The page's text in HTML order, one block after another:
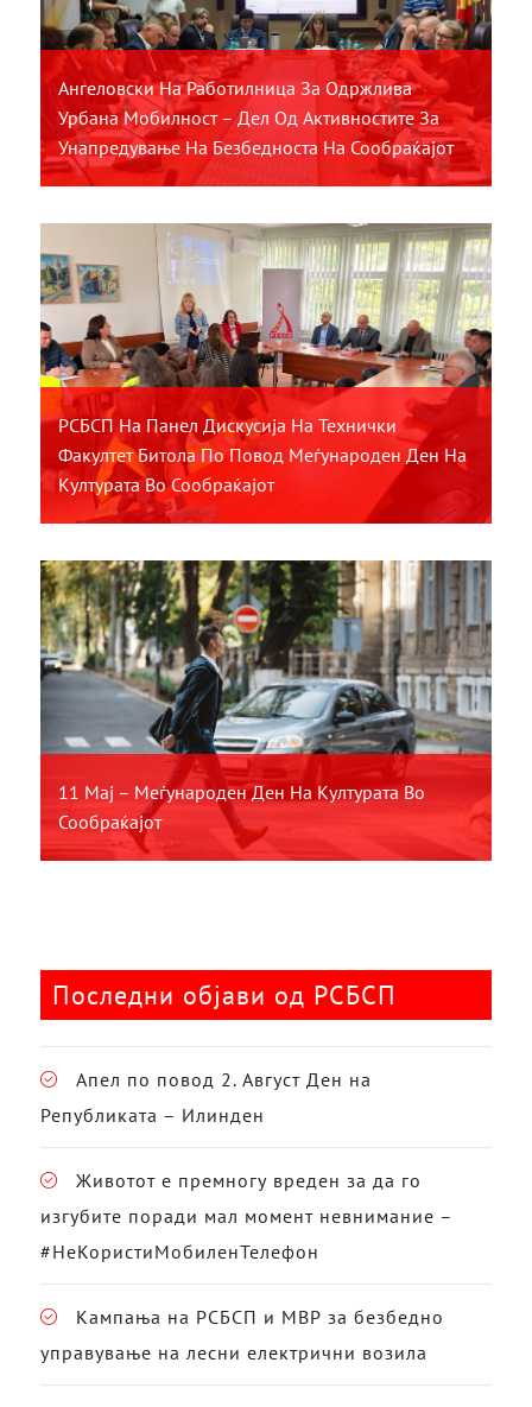
Ангеловски На Работилница За Одржлива
Урбана Мобилност – Дел Од Активностите За
Унапредување На Безбедноста На Сообраќајот
РСБСП На Панел Дискусија На Технички
Факултет Битола По Повод Меѓународен Ден На
Културата Во Сообраќајот
11 Мај – Меѓународен Ден На Културата Во
Сообраќајот
Последни објави од РСБСП
Апел по повод 2. Август Ден на
Републиката – Илинден
Животот е премногу вреден за да го
изгубите поради мал момент невнимание –
#НеКористиМобиленТелефон
Кампања на РСБСП и МВР за безбедно
управување на лесни електрични возила